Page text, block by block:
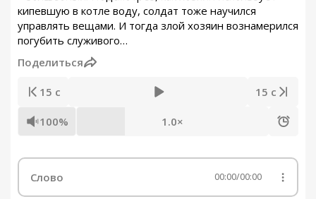
кипевшую в котле воду, солдат тоже научился
управлять вещами. И тогда злой хозяин вознамерился
погубить служивого…
Поделиться
15 с 15 с
100% 1.0×
Слово 00:00/00:00